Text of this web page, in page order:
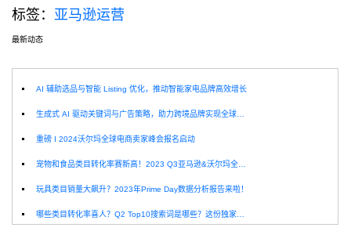
标签： 亚马逊运营
最新动态
AI 辅助选品与智能 Listing 优化，推动智能家电品牌高效增长
生成式 AI 驱动关键词与广告策略，助力跨境品牌实现全球增长突破
重磅 I 2024沃尔玛全球电商卖家峰会报名启动
宠物和食品类目转化率赛新高！2023 Q3亚马逊&沃尔玛全球电商CPC数据发布！
玩具类目销量大飙升？2023年Prime Day数据分析报告来啦！
哪些类目转化率喜人？Q2 Top10搜索词是哪些？这份独家报告来解答！